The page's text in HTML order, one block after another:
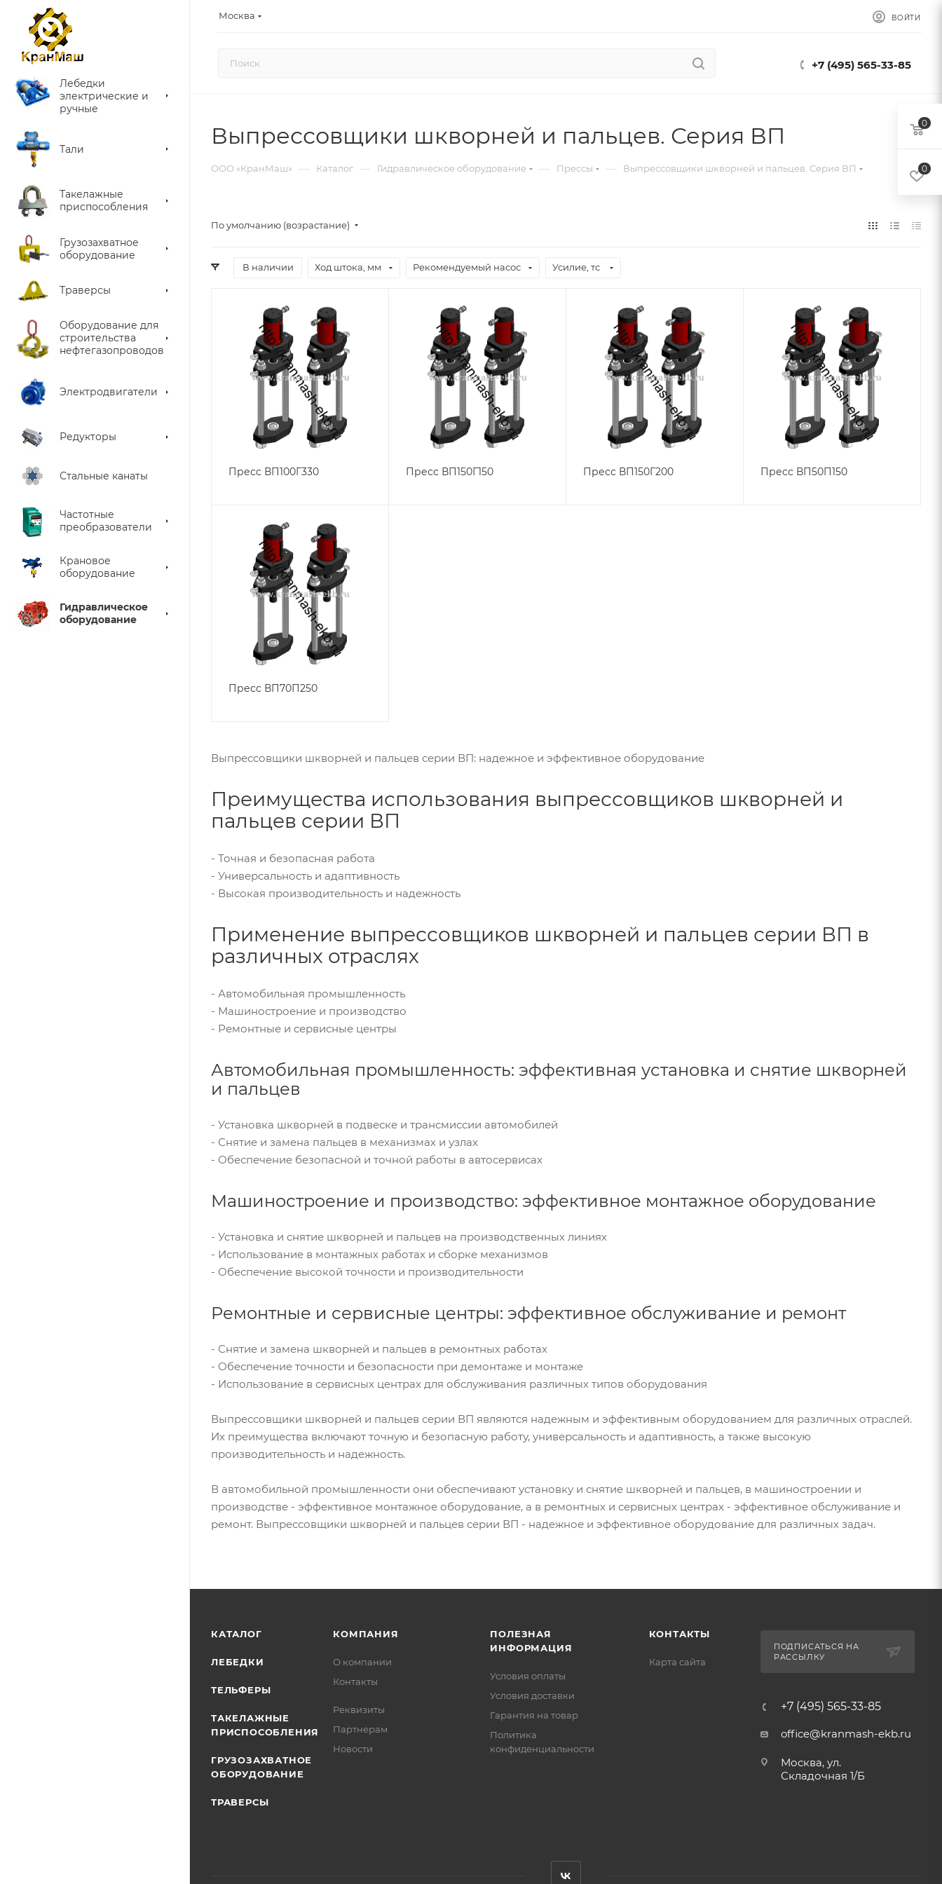
Москва ВОЙТИ
+7 (495) 565-33-85
Лебедки
электрические и
ручные
Тали
Такелажные
приспособления
Грузозахватное
оборудование
Траверсы
Оборудование для
строительства
нефтегазопроводов
Электродвигатели
Редукторы
Стальные канаты
Частотные
преобразователи
Крановое
оборудование
Гидравлическое
оборудование
Выпрессовщики шкворней и пальцев. Серия ВП
ООО «КранМаш» — Каталог — Гидравлическое оборудование — Прессы — Выпрессовщики шкворней и пальцев. Серия ВП
По умолчанию (возрастание)
В наличии Ход штока, мм Рекомендуемый насос Усилие, тс
Пресс ВП100Г330 Пресс ВП150Г150 Пресс ВП150Г200 Пресс ВП50П150
Пресс ВП70П250
Выпрессовщики шкворней и пальцев серии ВП: надежное и эффективное оборудование
Преимущества использования выпрессовщиков шкворней и
пальцев серии ВП
- Точная и безопасная работа
- Универсальность и адаптивность
- Высокая производительность и надежность
Применение выпрессовщиков шкворней и пальцев серии ВП в
различных отраслях
- Автомобильная промышленность
- Машиностроение и производство
- Ремонтные и сервисные центры
Автомобильная промышленность: эффективная установка и снятие шкворней
и пальцев
- Установка шкворней в подвеске и трансмиссии автомобилей
- Снятие и замена пальцев в механизмах и узлах
- Обеспечение безопасной и точной работы в автосервисах
Машиностроение и производство: эффективное монтажное оборудование
- Установка и снятие шкворней и пальцев на производственных линиях
- Использование в монтажных работах и сборке механизмов
- Обеспечение высокой точности и производительности
Ремонтные и сервисные центры: эффективное обслуживание и ремонт
- Снятие и замена шкворней и пальцев в ремонтных работах
- Обеспечение точности и безопасности при демонтаже и монтаже
- Использование в сервисных центрах для обслуживания различных типов оборудования
Выпрессовщики шкворней и пальцев серии ВП являются надежным и эффективным оборудованием для различных отраслей.
Их преимущества включают точную и безопасную работу, универсальность и адаптивность, а также высокую
производительность и надежность.
В автомобильной промышленности они обеспечивают установку и снятие шкворней и пальцев, в машиностроении и
производстве - эффективное монтажное оборудование, а в ремонтных и сервисных центрах - эффективное обслуживание и
ремонт. Выпрессовщики шкворней и пальцев серии ВП - надежное и эффективное оборудование для различных задач.
КАТАЛОГ
ЛЕБЕДКИ
ТЕЛЬФЕРЫ
ТАКЕЛАЖНЫЕ
ПРИСПОСОБЛЕНИЯ
ГРУЗОЗАХВАТНОЕ
ОБОРУДОВАНИЕ
ТРАВЕРСЫ
КОМПАНИЯ
О компании
Контакты
Реквизиты
Партнерам
Новости
ПОЛЕЗНАЯ
ИНФОРМАЦИЯ
Условия оплаты
Условия доставки
Гарантия на товар
Политика
конфиденциальности
КОНТАКТЫ
Карта сайта
ПОДПИСАТЬСЯ НА
РАССЫЛКУ
+7 (495) 565-33-85
office@kranmash-ekb.ru
Москва, ул.
Складочная 1/Б
0
0